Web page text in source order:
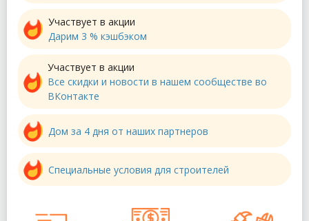
Участвует в акции
Дарим 3 % кэшбэком
Участвует в акции
Все скидки и новости в нашем сообществе во
ВКонтакте
Дом за 4 дня от наших партнеров
Специальные условия для строителей